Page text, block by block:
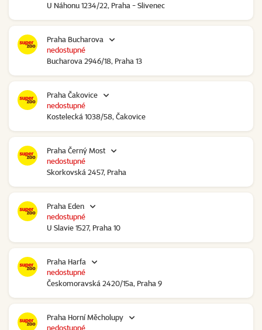
U Náhonu 1234/22, Praha - Slivenec
Praha Bucharova
Bucharova 2946/18, Praha 13
nedostupné
Praha Čakovice
Kostelecká 1038/58, Čakovice
nedostupné
Praha Černý Most
Skorkovská 2457, Praha
nedostupné
Praha Eden
U Slavie 1527, Praha 10
nedostupné
Praha Harfa
Českomoravská 2420/15a, Praha 9
nedostupné
Praha Horní Měcholupy
nedostupné